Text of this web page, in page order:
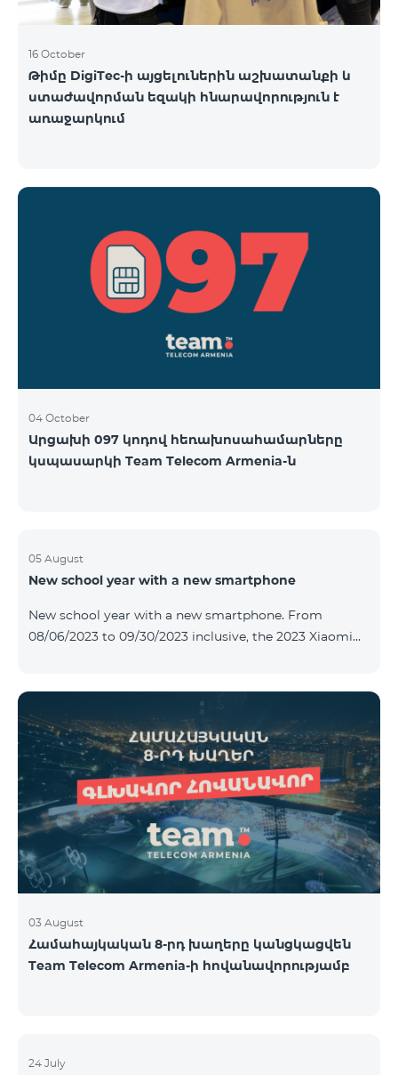
16 October
Թիմը DigiTec-ի այցելուներին աշխատանքի և
ստաժավորման եզակի հնարավորություն է
առաջարկում
04 October
Արցախի 097 կոդով հեռախոսահամարները
կսպասարկի Team Telecom Armenia-ն
05 August
New school year with a new smartphone
New school year with a new smartphone. From
08/06/2023 to 09/30/2023 inclusive, the 2023 Xiaomi
- the 1st month is free. A smartphone can also be
purchased on credit, starting from 1250 AMD per
month. Bank charges are added to the monthly fee.
Tariff terms are below. Prepaid package Teamtok.
Monthly fee: 2500 AMD 250minutes to RA, Artsakh,
USA and Canada, Beeline Russia and Tele2 mob
03 August
Համահայկական 8-րդ խաղերը կանցկացվեն
Team Telecom Armenia-ի հովանավորությամբ
24 July